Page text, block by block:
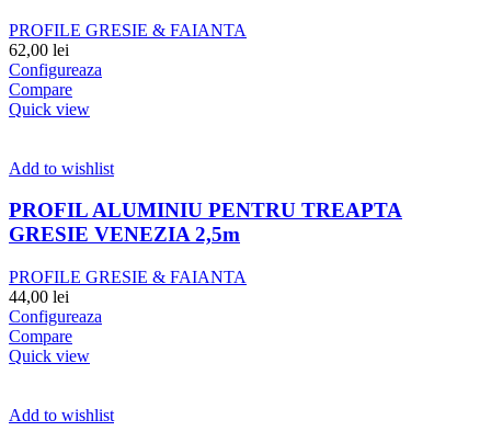
PROFILE GRESIE & FAIANTA
62,00 lei
Configureaza
Compare
Quick view
Add to wishlist
PROFIL ALUMINIU PENTRU TREAPTA
GRESIE VENEZIA 2,5m
PROFILE GRESIE & FAIANTA
44,00 lei
Configureaza
Compare
Quick view
Add to wishlist